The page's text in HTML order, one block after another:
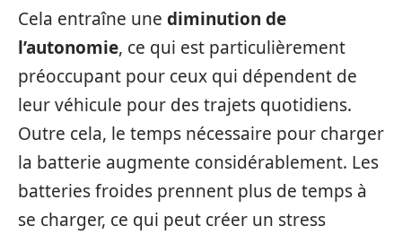
Cela entraîne une diminution de
l’autonomie, ce qui est particulièrement
préoccupant pour ceux qui dépendent de
leur véhicule pour des trajets quotidiens.
Outre cela, le temps nécessaire pour charger
la batterie augmente considérablement. Les
batteries froides prennent plus de temps à
se charger, ce qui peut créer un stress